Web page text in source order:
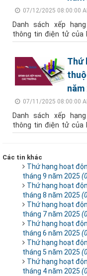
07/12/2025 08:00:00
Danh sách xếp
thông tin điện tử của
Thứ
năm
07/11/2025 08:00:00
Danh sách xếp
thông tin điện tử của
Các tin khác
Thứ hạng hoạt
tháng 9 năm 2025
Thứ hạng hoạt
tháng 8 năm 2025
Thứ hạng hoạt
tháng 7 năm 2025
Thứ hạng hoạt
tháng 6 năm 2025
Thứ hạng hoạt
tháng 5 năm 2025
Thứ hạng hoạt
tháng 4 năm 2025